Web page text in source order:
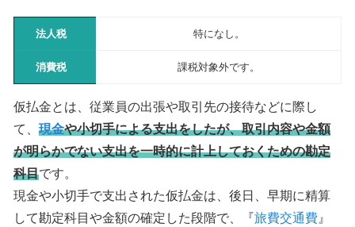
法人税 特になし。
消費税 課税対象外です。
仮払金とは、従業員の出張や取引先の接待などに際し
て、 現金や小切手による支出をしたが、取引内容や金額
が明らかでない支出を一時的に計上しておくための勘定
科目です。
現金や小切手で支出された仮払金は、後日、早期に精算
して勘定科目や金額の確定した段階で、『 旅費交通費』